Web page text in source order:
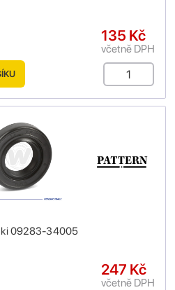
135 Kč
včetně DPH
09283-34005
247 Kč
včetně DPH